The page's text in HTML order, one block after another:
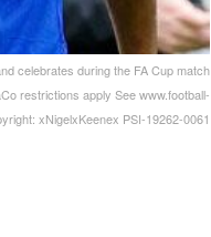
celebrates during the FA Cup match
restrictions apply See www.football-
xNigelxKeenex PSI-19262-0061